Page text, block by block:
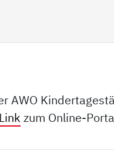
AWO
Link zum Online-